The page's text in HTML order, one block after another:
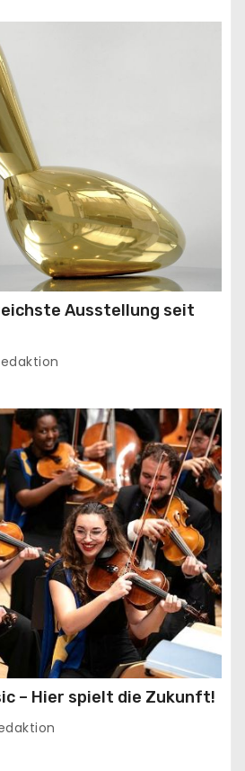
Ausstellung seit
– Hier spielt die Zukunft!